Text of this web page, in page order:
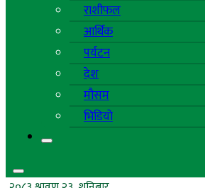
राशीफल
आर्थिक
पर्यटन
देश
मौसम
भिडियो